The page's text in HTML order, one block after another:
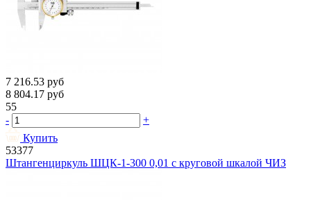
7 216.53 руб
8 804.17 руб
55
-
+
Купить
53377
Штангенциркуль ШЦК-1-300 0,01 с круговой шкалой ЧИЗ